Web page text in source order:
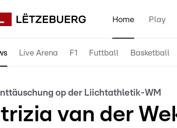
Home Play
Live Arena F1 Futtball Basketball
op der Liichtathletik-WM
van der